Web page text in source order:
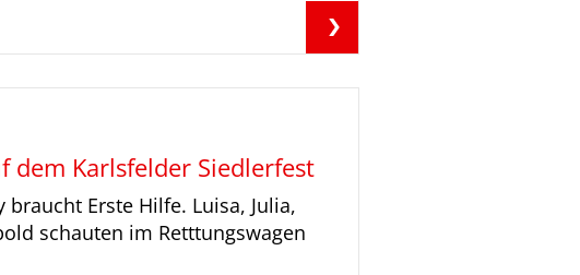
dem Karlsfelder Siedlerfest
Erste Hilfe. Luisa, Julia,
schauten im Retttungswagen